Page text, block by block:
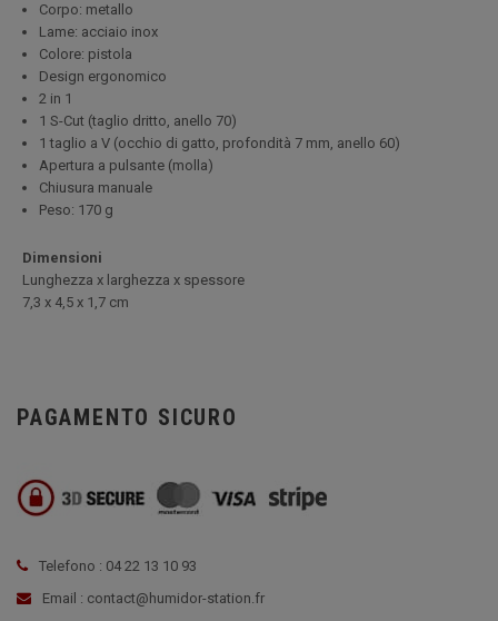
Corpo: metallo
Lame: acciaio inox
Colore: pistola
Design ergonomico
2 in 1
1 S-Cut (taglio dritto, anello 70)
1 taglio a V (occhio di gatto, profondità 7 mm, anello 60)
Apertura a pulsante (molla)
Chiusura manuale
Peso: 170 g
Dimensioni
Lunghezza x larghezza x spessore
7,3 x 4,5 x 1,7 cm
PAGAMENTO SICURO
Telefono : 04 22 13 10 93
Email : contact@humidor-station.fr